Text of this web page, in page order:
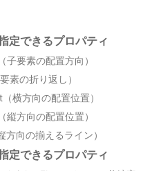
定できるプロパティ
要素の配置方向）
素の折り返し）
横方向の配置位置）
方向の配置位置）
向の揃えるライン）
定できるプロパティ